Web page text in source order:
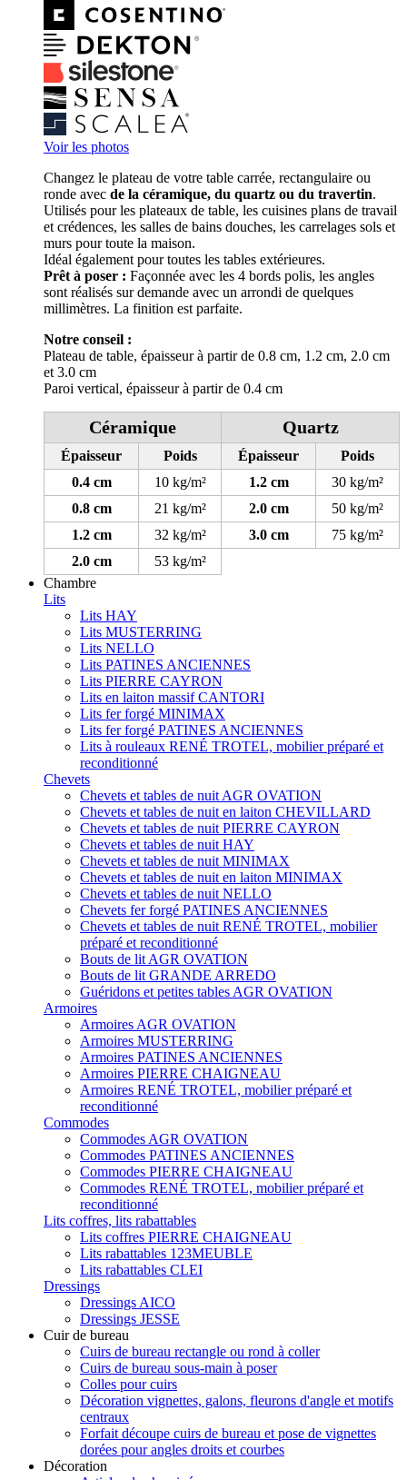
Voir les photos
Changez le plateau de votre table carrée, rectangulaire ou
ronde avec de la céramique, du quartz ou du travertin.
Utilisés pour les plateaux de table, les cuisines plans de travail
et crédences, les salles de bains douches, les carrelages sols et
murs pour toute la maison.
Idéal également pour toutes les tables extérieures.
Prêt à poser : Façonnée avec les 4 bords polis, les angles
sont réalisés sur demande avec un arrondi de quelques
millimètres. La finition est parfaite.
Notre conseil :
Plateau de table, épaisseur à partir de 0.8 cm, 1.2 cm, 2.0 cm
et 3.0 cm
Paroi vertical, épaisseur à partir de 0.4 cm
Céramique Quartz
Épaisseur Poids Épaisseur
Poids
0.4 cm
10 kg/m² 1.2 cm
30 kg/m²
0.8 cm
21 kg/m² 2.0 cm
50 kg/m²
1.2 cm
32 kg/m² 3.0 cm
75 kg/m²
2.0 cm
53 kg/m²
Chambre
Lits
Lits HAY
Lits MUSTERRING
Lits NELLO
Lits PATINES ANCIENNES
Lits PIERRE CAYRON
Lits en laiton massif CANTORI
Lits fer forgé MINIMAX
Lits fer forgé PATINES ANCIENNES
Lits à rouleaux RENÉ TROTEL, mobilier préparé et
reconditionné
Chevets
Chevets et tables de nuit AGR OVATION
Chevets et tables de nuit en laiton CHEVILLARD
Chevets et tables de nuit PIERRE CAYRON
Chevets et tables de nuit HAY
Chevets et tables de nuit MINIMAX
Chevets et tables de nuit en laiton MINIMAX
Chevets et tables de nuit NELLO
Chevets fer forgé PATINES ANCIENNES
Chevets et tables de nuit RENÉ TROTEL, mobilier
préparé et reconditionné
Bouts de lit AGR OVATION
Bouts de lit GRANDE ARREDO
Guéridons et petites tables AGR OVATION
Armoires
Armoires AGR OVATION
Armoires MUSTERRING
Armoires PATINES ANCIENNES
Armoires PIERRE CHAIGNEAU
Armoires RENÉ TROTEL, mobilier préparé et
reconditionné
Commodes
Commodes AGR OVATION
Commodes PATINES ANCIENNES
Commodes PIERRE CHAIGNEAU
Commodes RENÉ TROTEL, mobilier préparé et
reconditionné
Lits coffres, lits rabattables
Lits coffres PIERRE CHAIGNEAU
Lits rabattables 123MEUBLE
Lits rabattables CLEI
Dressings
Dressings AICO
Dressings JESSE
Cuir de bureau
Cuirs de bureau rectangle ou rond à coller
Cuirs de bureau sous-main à poser
Colles pour cuirs
Décoration vignettes, galons, fleurons d'angle et motifs
centraux
Forfait découpe cuirs de bureau et pose de vignettes
dorées pour angles droits et courbes
Décoration